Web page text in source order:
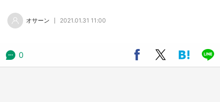
オサーン 2021.01.31 11:00
0